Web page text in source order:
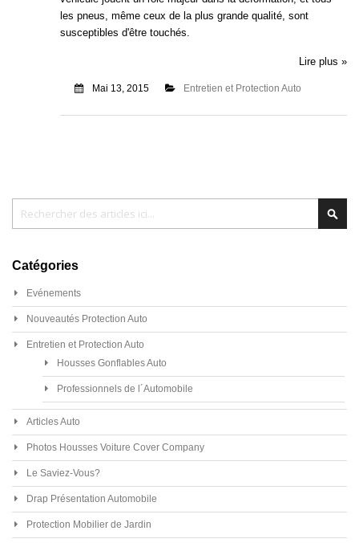
les pneus, même ceux de la plus grande qualité, sont
susceptibles d'être touchés.
Lire plus »
Mai 13, 2015 Entretien et Protection Auto
Catégories
Evénements
Nouveautés Protection Auto
Entretien et Protection Auto
Housses Gonflables Auto
Professionnels de l´Automobile
Articles Auto
Photos Housses Voiture Cover Company
Le Saviez-Vous?
Drap Présentation Automobile
Protection Mobilier de Jardin